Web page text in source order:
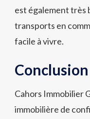
est également très
transports en
facile à vivre.
Conclusion
Cahors Immobilier
immobilière de